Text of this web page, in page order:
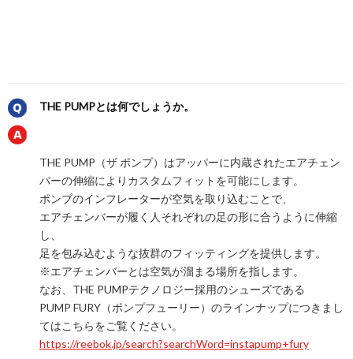
THE PUMPとは何でしょうか。
THE PUMP（ザ ポンプ）はアッパーに内蔵されたエアチェン
バーの伸縮によりカスタムフィットを可能にします。
ポンプのインフレーターが空気を取り込むことで、
エアチェンバーが履く人それぞれの足の形に合うように伸縮
し、
足を包み込むような抜群のフィッティングを提供します。
※エアチェンバーとは空気が溜まる場所を指します。
なお、THE PUMPテクノロジー採用のシューズである
PUMP FURY（ポンプフューリー）のラインナップにつきまし
てはこちらをご覧ください。
https://reebok.jp/search?searchWord=instapump+fury